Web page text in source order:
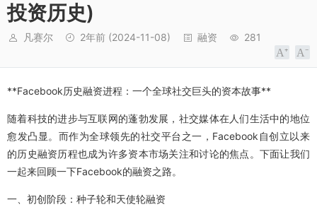
投资历史)
凡赛尔 2年前 (2024-11-08) 融资 281
**Facebook历史融资进程：一个全球社交巨头的资本故事**
随着科技的进步与互联网的蓬勃发展，社交媒体在人们生活中的地位
愈发凸显。而作为全球领先的社交平台之一，Facebook自创立以来
的历史融资历程也成为许多资本市场关注和讨论的焦点。下面让我们
一起来回顾一下Facebook的融资之路。
一、初创阶段：种子轮和天使轮融资